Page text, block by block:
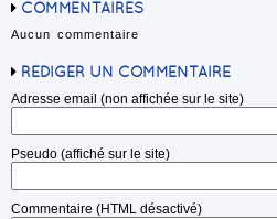
COMMENTAIRES
Aucun commentaire
RÉDIGER UN COMMENTAIRE
Adresse email (non affichée sur le site)
Pseudo (affiché sur le site)
Commentaire (HTML désactivé)